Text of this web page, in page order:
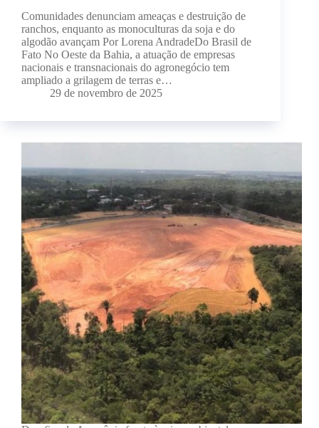
Comunidades denunciam ameaças e destruição de
ranchos, enquanto as monoculturas da soja e do
algodão avançam Por Lorena AndradeDo Brasil de
Fato No Oeste da Bahia, a atuação de empresas
nacionais e transnacionais do agronegócio tem
ampliado a grilagem de terras e…
29 de novembro de 2025